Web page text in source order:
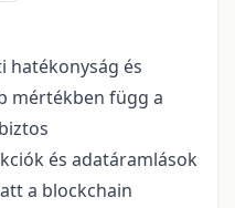
hatékonyság és
mértékben függ a
és adatáramlások
a blockchain